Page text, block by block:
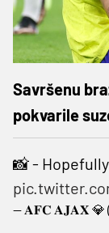
Savršenu
pokvarile
📸 -
— 𝐀𝐅𝐂 𝐀𝐉𝐀𝐗 💎